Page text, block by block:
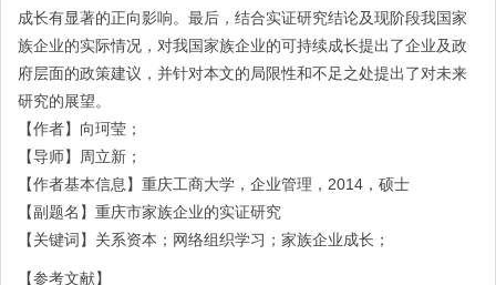
成长有显著的正向影响。最后，结合实证研究结论及现阶段我国家
族企业的实际情况，对我国家族企业的可持续成长提出了企业及政
府层面的政策建议，并针对本文的局限性和不足之处提出了对未来
研究的展望。
【作者】向珂莹；
【导师】周立新；
【作者基本信息】重庆工商大学，企业管理，2014，硕士
【副题名】重庆市家族企业的实证研究
【关键词】关系资本；网络组织学习；家族企业成长；
【参考文献】